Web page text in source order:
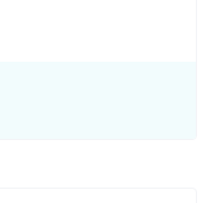
Tuusula
mukaan: Ympäristö